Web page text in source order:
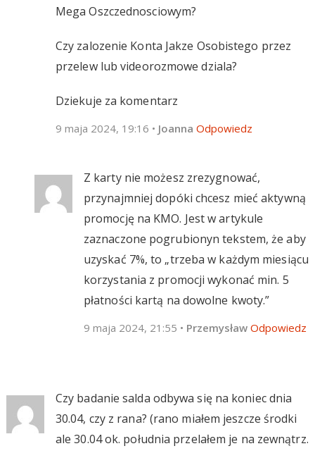
Mega Oszczednosciowym?
Czy zalozenie Konta Jakze Osobistego przez
przelew lub videorozmowe dziala?
Dziekuje za komentarz
9 maja 2024, 19:16 • Joanna Odpowiedz
Z karty nie możesz zrezygnować,
przynajmniej dopóki chcesz mieć aktywną
promocję na KMO. Jest w artykule
zaznaczone pogrubionyn tekstem, że aby
uzyskać 7%, to „trzeba w każdym miesiącu
korzystania z promocji wykonać min. 5
płatności kartą na dowolne kwoty.”
9 maja 2024, 21:55 • Przemysław Odpowiedz
Czy badanie salda odbywa się na koniec dnia
30.04, czy z rana? (rano miałem jeszcze środki
ale 30.04 ok. południa przelałem je na zewnątrz.